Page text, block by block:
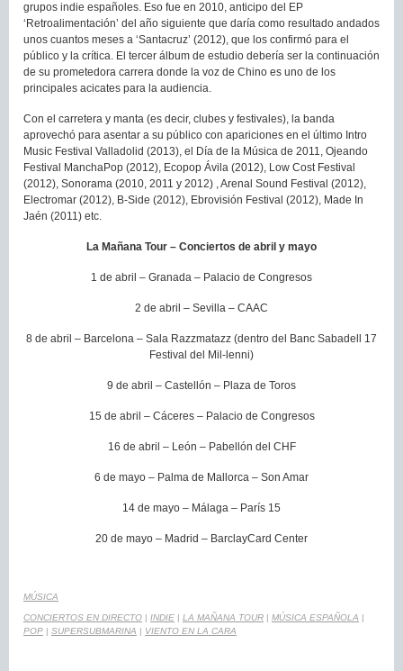
grupos indie españoles. Eso fue en 2010, anticipo del EP
‘Retroalimentación’ del año siguiente que daría como resultado andados
unos cuantos meses a ‘Santacruz’ (2012), que los confirmó para el
público y la crítica. El tercer álbum de estudio debería ser la continuación
de su prometedora carrera donde la voz de Chino es uno de los
principales acicates para la audiencia.
Con el carretera y manta (es decir, clubes y festivales), la banda
aprovechó para asentar a su público con apariciones en el último Intro
Music Festival Valladolid (2013), el Día de la Música de 2011, Ojeando
Festival ManchaPop (2012), Ecopop Ávila (2012), Low Cost Festival
(2012), Sonorama (2010, 2011 y 2012) , Arenal Sound Festival (2012),
Electromar (2012), B-Side (2012), Ebrovisión Festival (2012), Made In
Jaén (2011) etc.
La Mañana Tour – Conciertos de abril y mayo
1 de abril – Granada – Palacio de Congresos
2 de abril – Sevilla – CAAC
8 de abril – Barcelona – Sala Razzmatazz (dentro del Banc Sabadell 17
Festival del Mil-lenni)
9 de abril – Castellón – Plaza de Toros
15 de abril – Cáceres – Palacio de Congresos
16 de abril – León – Pabellón del CHF
6 de mayo – Palma de Mallorca – Son Amar
14 de mayo – Málaga – París 15
20 de mayo – Madrid – BarclayCard Center
MÚSICA
CONCIERTOS EN DIRECTO | INDIE | LA MAÑANA TOUR | MÚSICA ESPAÑOLA |
POP | SUPERSUBMARINA | VIENTO EN LA CARA